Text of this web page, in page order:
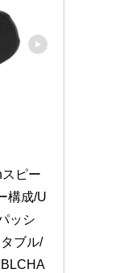
ピー
構成/U
ッシ
ブル/